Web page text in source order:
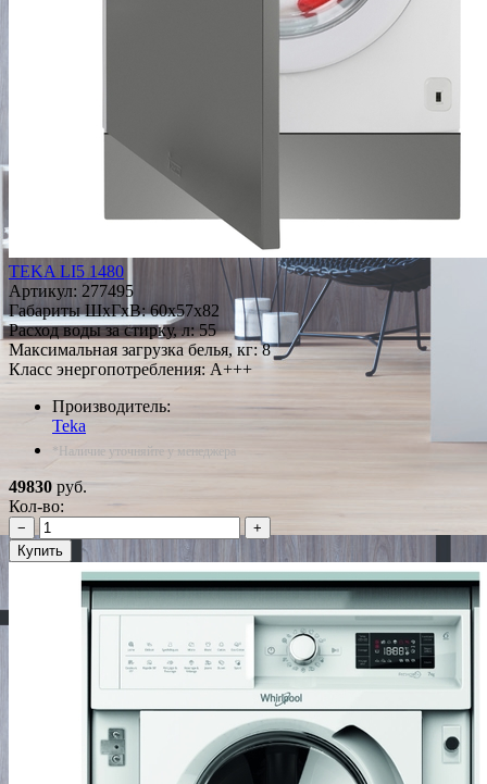
TEKA LI5 1480
Артикул: 277495
Габариты ШxГxВ: 60x57x82
Расход воды за стирку, л: 55
Максимальная загрузка белья, кг: 8
Класс энергопотребления: A+++
Производитель:
Teka
*Наличие уточняйте у менеджера
49830 руб.
Кол-во:
−
+
Купить